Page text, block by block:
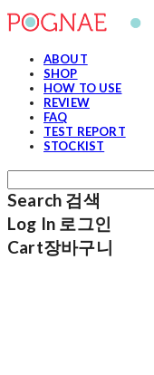
ABOUT
SHOP
HOW TO USE
REVIEW
FAQ
TEST REPORT
STOCKIST
Search 검색
Log In 로그인
Cart장바구니